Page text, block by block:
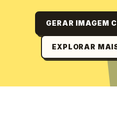
GERAR IMAGEM
EXPLORAR